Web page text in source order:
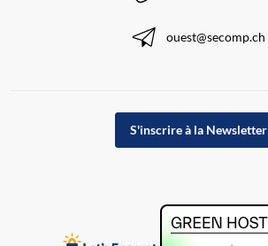
ouest@secomp.ch
S'inscrire à la Newsletter